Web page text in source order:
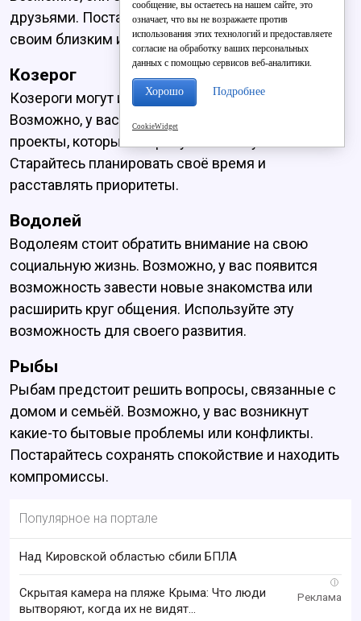
друзьями. Постарайтесь быть внимательными к
своим близким и поддерживать их.
Козерог
Козероги могут испытать трудности в работе.
Возможно, у вас появятся новые задачи или
проекты, которые потребуют много усилий.
Старайтесь планировать своё время и
расставлять приоритеты.
Водолей
Водолеям стоит обратить внимание на свою
социальную жизнь. Возможно, у вас появится
возможность завести новые знакомства или
расширить круг общения. Используйте эту
возможность для своего развития.
Рыбы
Рыбам предстоит решить вопросы, связанные с
домом и семьёй. Возможно, у вас возникнут
какие-то бытовые проблемы или конфликты.
Постарайтесь сохранять спокойствие и находить
компромиссы.
Популярное на портале
Над Кировской областью сбили БПЛА
i
Скрытая камера на пляже Крыма: Что люди
вытворяют, когда их не видят...
сообщение, вы остаетесь на нашем сайте, это
означает, что вы не возражаете против
использования этих технологий и предоставляете
согласие на обработку ваших персональных
данных с помощью сервисов веб-аналитики.
Хорошо Подробнее
CookieWidget